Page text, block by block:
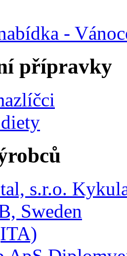
-
přípravky
s.r.o.
Sweden